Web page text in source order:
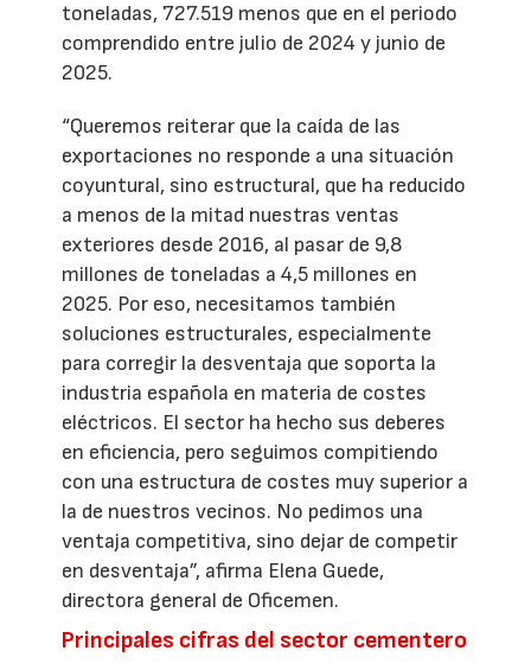
toneladas, 727.519 menos que en el periodo
comprendido entre julio de 2024 y junio de
2025.
“Queremos reiterar que la caída de las
exportaciones no responde a una situación
coyuntural, sino estructural, que ha reducido
a menos de la mitad nuestras ventas
exteriores desde 2016, al pasar de 9,8
millones de toneladas a 4,5 millones en
2025. Por eso, necesitamos también
soluciones estructurales, especialmente
para corregir la desventaja que soporta la
industria española en materia de costes
eléctricos. El sector ha hecho sus deberes
en eficiencia, pero seguimos compitiendo
con una estructura de costes muy superior a
la de nuestros vecinos. No pedimos una
ventaja competitiva, sino dejar de competir
en desventaja”, afirma Elena Guede,
directora general de Oficemen.
Principales cifras del sector cementero